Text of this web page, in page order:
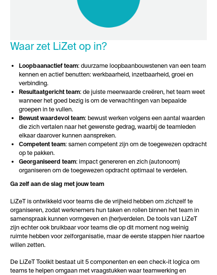
Waar zet LiZet op in?
Loopbaanactief team: duurzame loopbaanbouwstenen van een team
kennen en actief benutten: werkbaarheid, inzetbaarheid, groei en
verbinding.
Resultaatgericht team: de juiste meerwaarde creëren, het team weet
wanneer het goed bezig is om de verwachtingen van bepaalde
groepen in te vullen.
Bewust waardevol team: bewust werken volgens een aantal waarden
die zich vertalen naar het gewenste gedrag, waarbij de teamleden
elkaar daarover kunnen aanspreken.
Competent team: samen competent zijn om de toegewezen opdracht
op te pakken.
Georganiseerd team: impact genereren en zich (autonoom)
organiseren om de toegewezen opdracht optimaal te verdelen.
Ga zelf aan de slag met jouw team
LiZeT is ontwikkeld voor teams die de vrijheid hebben om zichzelf te
organiseren, zodat werknemers hun taken en rollen binnen het team in
samenspraak kunnen vormgeven en (her)verdelen. De tools van LiZeT
zijn echter ook bruikbaar voor teams die op dit moment nog weinig
ruimte hebben voor zelforganisatie, maar de eerste stappen hier naartoe
willen zetten.
De LiZeT Toolkit bestaat uit 5 componenten en een check-it logica om
teams te helpen omgaan met vraagstukken waar teamwerking en